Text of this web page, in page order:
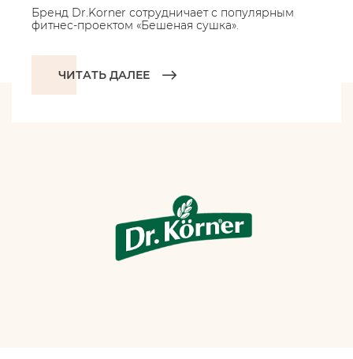
Бренд Dr.Korner сотрудничает с популярным
фитнес-проектом «Бешеная сушка».
ЧИТАТЬ ДАЛЕЕ